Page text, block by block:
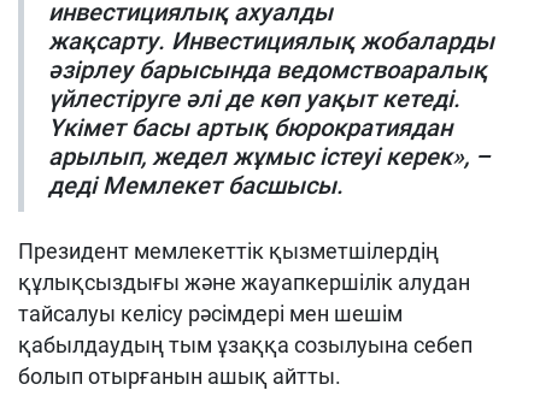
инвестициялық ахуалды
жақсарту. Инвестициялық жобаларды
әзірлеу барысында ведомствоаралық
үйлестіруге әлі де көп уақыт кетеді.
Үкімет басы артық бюрократиядан
арылып, жедел жұмыс істеуі керек», –
деді Мемлекет басшысы.
Президент мемлекеттік қызметшілердің
құлықсыздығы және жауапкершілік алудан
тайсалуы келісу рәсімдері мен шешім
қабылдаудың тым ұзаққа созылуына себеп
болып отырғанын ашық айтты.